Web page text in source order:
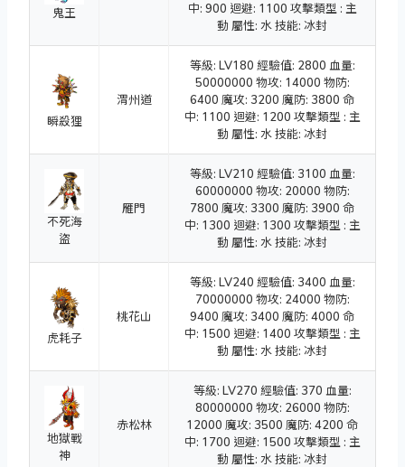
鬼王
中: 900 迴避: 1100 攻擊類型 : 主
動 屬性: 水 技能: 冰封
瞬殺狸
渭州道
等級: LV180 經驗值: 2800 血量:
50000000 物攻: 14000 物防:
6400 魔攻: 3200 魔防: 3800 命
中: 1100 迴避: 1200 攻擊類型 : 主
動 屬性: 水 技能: 冰封
不死海
盜
雁門
等級: LV210 經驗值: 3100 血量:
60000000 物攻: 20000 物防:
7800 魔攻: 3300 魔防: 3900 命
中: 1300 迴避: 1300 攻擊類型 : 主
動 屬性: 水 技能: 冰封
虎耗子
桃花山
等級: LV240 經驗值: 3400 血量:
70000000 物攻: 24000 物防:
9400 魔攻: 3400 魔防: 4000 命
中: 1500 迴避: 1400 攻擊類型 : 主
動 屬性: 水 技能: 冰封
地獄戰
神
赤松林
等級: LV270 經驗值: 370 血量:
80000000 物攻: 26000 物防:
12000 魔攻: 3500 魔防: 4200 命
中: 1700 迴避: 1500 攻擊類型 : 主
動 屬性: 水 技能: 冰封